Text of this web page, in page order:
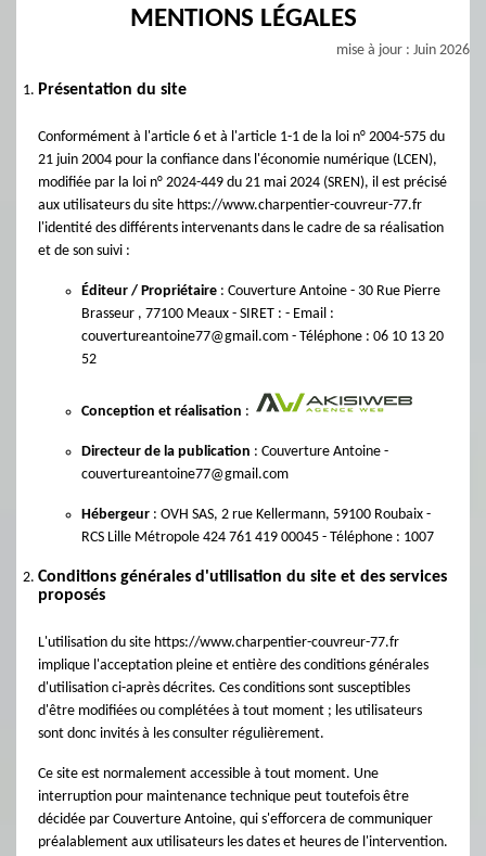
MENTIONS LÉGALES
mise à jour : Juin 2026
Présentation du site
Conformément à l'article 6 et à l'article 1-1 de la loi n° 2004-575 du
21 juin 2004 pour la confiance dans l'économie numérique (LCEN),
modifiée par la loi n° 2024-449 du 21 mai 2024 (SREN), il est précisé
aux utilisateurs du site https://www.charpentier-couvreur-77.fr
l'identité des différents intervenants dans le cadre de sa réalisation
et de son suivi :
Éditeur / Propriétaire : Couverture Antoine - 30 Rue Pierre
Brasseur , 77100 Meaux - SIRET : - Email :
couvertureantoine77@gmail.com - Téléphone : 06 10 13 20
52
Conception et réalisation :
Directeur de la publication : Couverture Antoine -
couvertureantoine77@gmail.com
Hébergeur : OVH SAS, 2 rue Kellermann, 59100 Roubaix -
RCS Lille Métropole 424 761 419 00045 - Téléphone : 1007
Conditions générales d'utilisation du site et des services
proposés
L'utilisation du site https://www.charpentier-couvreur-77.fr
implique l'acceptation pleine et entière des conditions générales
d'utilisation ci-après décrites. Ces conditions sont susceptibles
d'être modifiées ou complétées à tout moment ; les utilisateurs
sont donc invités à les consulter régulièrement.
Ce site est normalement accessible à tout moment. Une
interruption pour maintenance technique peut toutefois être
décidée par Couverture Antoine, qui s'efforcera de communiquer
préalablement aux utilisateurs les dates et heures de l'intervention.